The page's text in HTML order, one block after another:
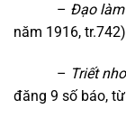
– Đạo
năm 1916,
– Triết
đăng 9 số báo,